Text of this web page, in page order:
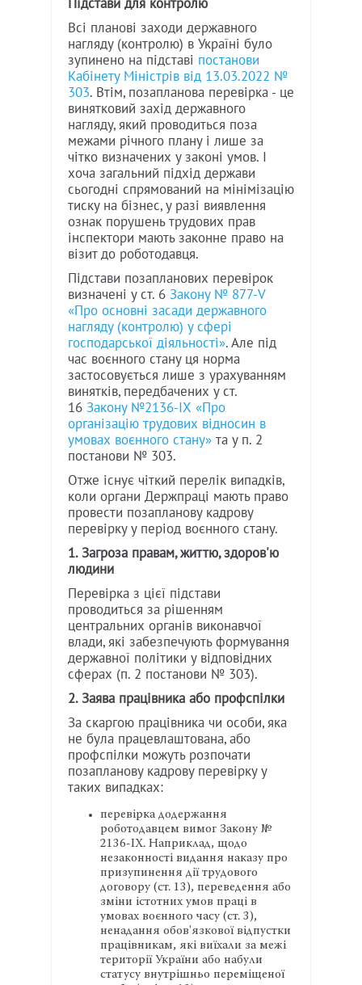
Підстави для контролю
Всі планові заходи державного
нагляду (контролю) в Україні було
зупинено на підставі постанови
Кабінету Міністрів від 13.03.2022 №
303. Втім, позапланова перевірка - це
винятковий захід державного
нагляду, який проводиться поза
межами річного плану і лише за
чітко визначених у законі умов. І
хоча загальний підхід держави
сьогодні спрямований на мінімізацію
тиску на бізнес, у разі виявлення
ознак порушень трудових прав
інспектори мають законне право на
візит до роботодавця.
Підстави позапланових перевірок
визначені у ст. 6 Закону № 877-V
«Про основні засади державного
нагляду (контролю) у сфері
господарської діяльності». Але під
час воєнного стану ця норма
застосовується лише з урахуванням
винятків, передбачених у ст.
16 Закону №2136-IX «Про
організацію трудових відносин в
умовах воєнного стану» та у п. 2
постанови № 303.
Отже існує чіткий перелік випадків,
коли органи Держпраці мають право
провести позапланову кадрову
перевірку у період воєнного стану.
1. Загроза правам, життю, здоров'ю
людини
Перевірка з цієї підстави
проводиться за рішенням
центральних органів виконавчої
влади, які забезпечують формування
державної політики у відповідних
сферах (п. 2 постанови № 303).
2. Заява працівника або профспілки
За скаргою працівника чи особи, яка
не була працевлаштована, або
профспілки можуть розпочати
позапланову кадрову перевірку у
таких випадках:
перевірка додержання
роботодавцем вимог Закону №
2136-IX. Наприклад, щодо
незаконності видання наказу про
призупинення дії трудового
договору (ст. 13), переведення або
зміни істотних умов праці в
умовах воєнного часу (ст. 3),
ненадання обов'язкової відпустки
працівникам, які виїхали за межі
території України або набули
статусу внутрішньо переміщеної